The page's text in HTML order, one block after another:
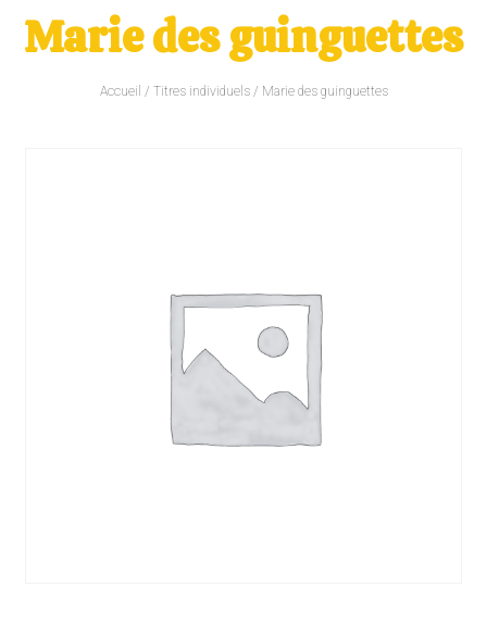
Marie des guinguettes
Accueil / Titres individuels/ Marie des guinguettes